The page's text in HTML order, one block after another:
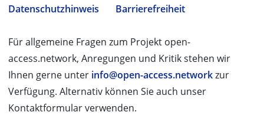
Datenschutzhinweis
Barrierefreiheit
Für allgemeine Fragen zum Projekt open-
access.network, Anregungen und Kritik stehen wir
Ihnen gerne unter info@open-access.networkzur
Verfügung. Alternativ können Sie auch unser
Kontaktformular verwenden.